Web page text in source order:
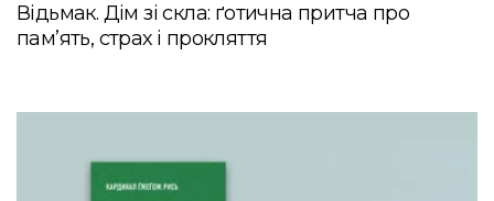
Відьмак. Дім зі скла: ґотична притча про
пам’ять, страх і прокляття